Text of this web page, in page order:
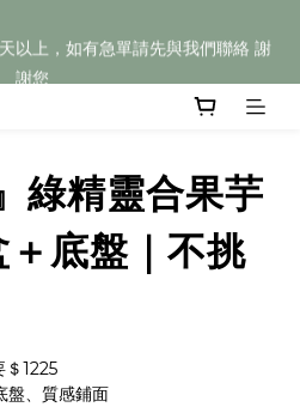
謝您
謝您
以上，如有急單請先與我們聯絡 謝
綠精靈合果芋
＋底盤｜不挑
1225
盤、質感鋪面